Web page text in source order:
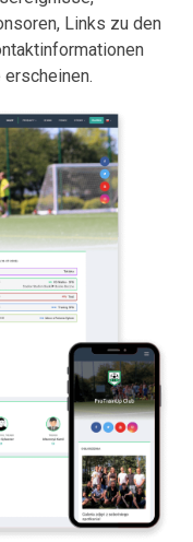
Links zu den